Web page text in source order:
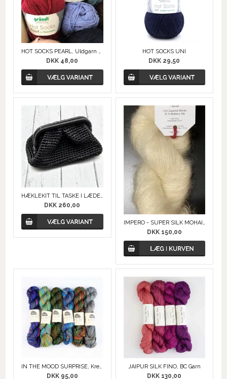
HOT SOCKS PEARL, Uldgarn med Cashmere
DKK 48,00
HOT SOCKS UNI
DKK 29,50
HÆKLEKIT TIL TASKE I LÆDERLOOK
DKK 260,00
IMPERO - SUPER SILK MOHAIR, Ufarvet
DKK 150,00
IN THE MOOD SURPRISE, Kremke Soul Wool
DKK 95,00
JAIPUR SILK FINO, BC Garn
DKK 130,00